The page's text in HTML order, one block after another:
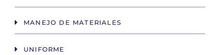
MANEJO DE MATERIALES
UNIFORME